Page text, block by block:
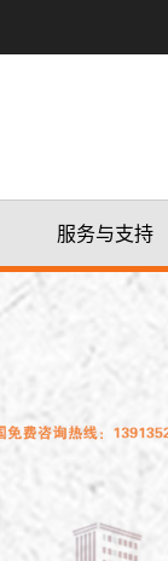
服务与支持